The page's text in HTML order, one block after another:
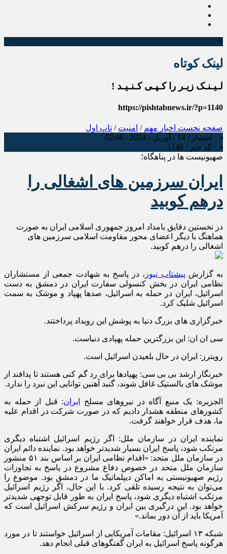
×
لینک کوتاه
لـیـنـک زیـر را کـپـی کـنـیـد !
https://pishtabnews.ir/?p=1140
صفحه نخست اخبار مهم / امنیت / تاپ اول
انتشار : 14 - آوریل - 2024 - 02:46
کد خبر : 1140
صهیونیست ها در پناهگاه؛
ایران سرزمین های اشغالی را
درهم کوبید
در نخستین دقایق بامداد امروز جمهوری اسلامی ایران به صورت
هماهنگ با دیگر اعضای محور مقاومت اسلامی سرزمین های
اشغالی را درهم کوبید.
به گزارش پیشتاب نیوز ، در پاسخ به شهادت جمعی از مستشاران
نظامی ایران در بخش کنسولی سفارت ایران در دمشق به دست
اسرائیل، ایران در حمله به اسرائیل، صدها پهپاد و موشک به سمت
اسرائیل شلیک کرد.
خبرگزاری های بزرگ دنیا به پوشش این رویداد پرداختند.
سی ان ان: این بزرگترین حمله پهپادی دنیاست.
رویترز: ایران در حال بلعیدن اسرائیل است.
خبرنگار ارشد بی بی سی: پهپادها برای رد گم کنی هستند تا پدافند از
موشک های بالستیک غافل شوند، گنبد آهنین توانایی این نبرد را ندارد.
الجزیره: یک منبع آگاه در نیروهای مسلح ایران: قبل از حمله به
کشورهای منطقه هشدار دادیم که در صورت شرکت در اقدام علیه
ما، هدف قرار خواهند گرفت.
نماینده ایران در سازمان ملل: اگر رژیم اسرائیل اشتباه دیگری
مرتکب شود، پاسخ ایران بسیار شدیدتر خواهد بود. نماینده دائم ایران
در سازمان ملل متحد: «اقدام نظامی ایران بر اساس بند ۵۱ منشور
سازمان ملل متحد در خصوص دفاع مشروع در پاسخ به تجاوزات
رژیم صهیونیستی به اماکن دیپلماتیک ما در دمشق بود. موضوع را
می‌توان به نتیجه رسیده تلقی کرد. با این حال، اگر رژیم اسرائیل
مرتکب اشتباه دیگری شود، پاسخ ایران به طور قابل توجهی شدیدتر
خواهد بود. این درگیری بین ایران و رژیم سرکش اسرائیل است که
آمریکا باید از آن دور بماند.»
شبکه ١٣ اسرائیل: مقامات آمریکایی از اسرائیل خواستند تا در مورد
هرگونه پاسخ اسرائیل به ایران گفتگوهای قبلی انجام دهد.